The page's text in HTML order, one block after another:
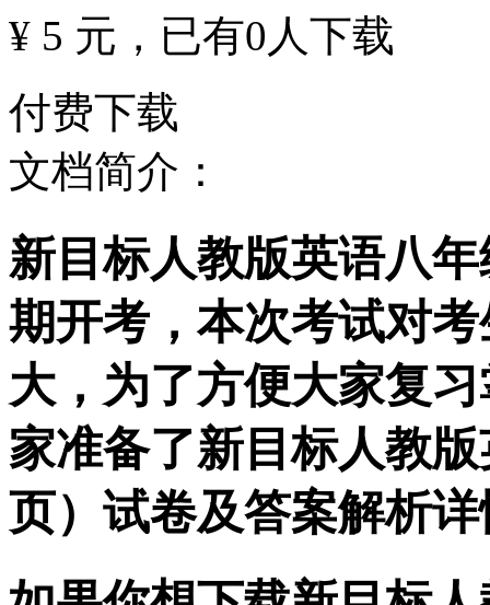
¥ 5 元 ，已有0 人下载
付费下载
文档简介：
新目标人教版英语八
期开考，本次考试对
大，为了方便大家复
家准备了新目标人教
页）试卷及答案解析